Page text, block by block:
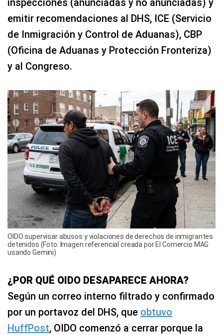
inspecciones (anunciadas y no anunciadas) y
emitir recomendaciones al DHS, ICE (Servicio
de Inmigración y Control de Aduanas), CBP
(Oficina de Aduanas y Protección Fronteriza)
y al Congreso.
OIDO supervisar abusos y violaciones de derechos de inmigrantes
detenidos (Foto: Imagen referencial creada por El Comercio MAG
usando Gemini)
¿POR QUÉ OIDO DESAPARECE AHORA?
Según un correo interno filtrado y confirmado
por un portavoz del DHS, que obtuvo
HuffPost, OIDO comenzó a cerrar porque la